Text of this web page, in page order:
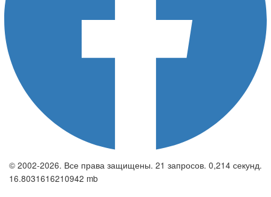
© 2002-2026. Все права защищены. 21 запросов. 0,214 секунд.
16.8031616210942 mb